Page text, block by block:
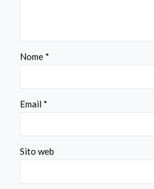
Nome *
Email *
Sito web